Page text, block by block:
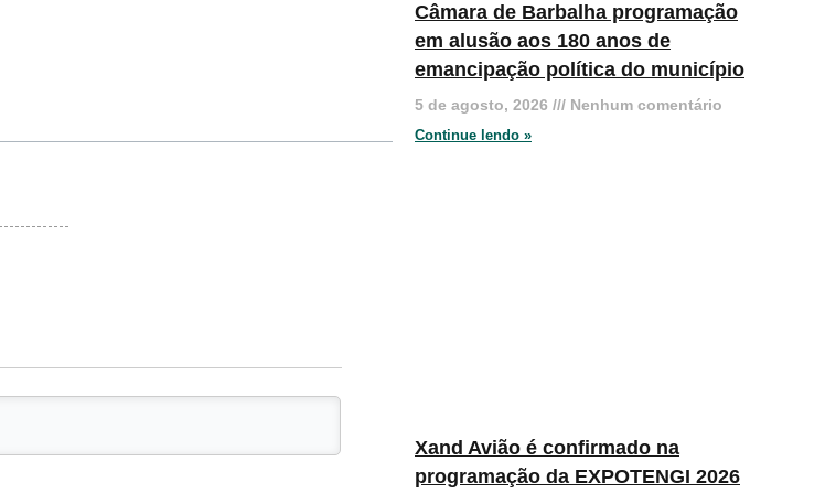
Câmara de Barbalha programação
em alusão aos 180 anos de
emancipação política do município
5 de agosto, 2026 Nenhum comentário
Continue lendo »
Xand Avião é confirmado na
programação da EXPOTENGI 2026